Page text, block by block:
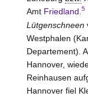
Amt Friedland 5
Lütgenschneen
Westphalen
Departement).
Hannover,
Reinhausen
Hannover fiel